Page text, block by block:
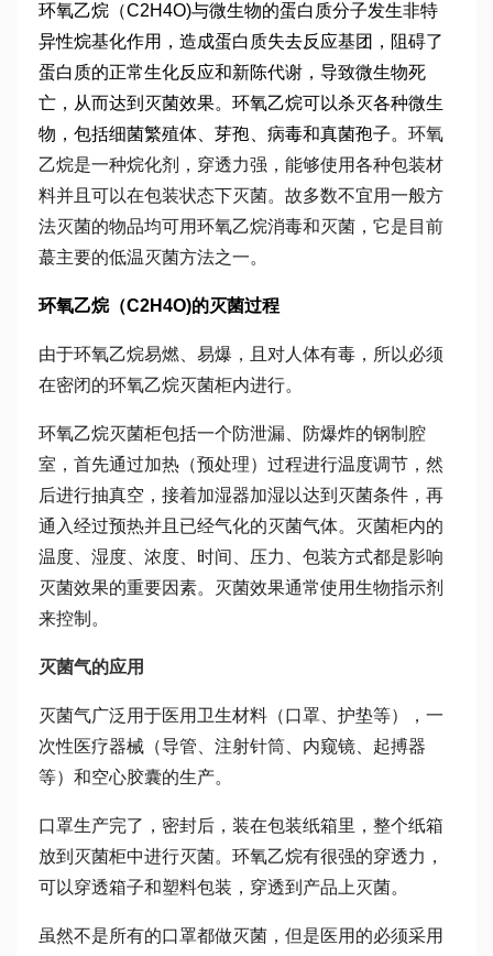
环氧乙烷（C2H4O)与微生物的蛋白质分子发生非特
异性烷基化作用，造成蛋白质失去反应基团，阻碍了
蛋白质的正常生化反应和新陈代谢，导致微生物死
亡，从而达到灭菌效果。环氧乙烷可以杀灭各种微生
物，包括细菌繁殖体、芽孢、病毒和真菌孢子。 环氧
乙烷是一种烷化剂，穿透力强，能够使用各种包装材
料并且可以在包装状态下灭菌。故多数不宜用一般方
法灭菌的物品均可用环氧乙烷消毒和灭菌，它是目前
蕞主要的低温灭菌方法之一。
环氧乙烷（C2H4O)的灭菌过程
由于环氧乙烷易燃、易爆，且对人体有毒，所以必须
在密闭的环氧乙烷灭菌柜内进行。
环氧乙烷灭菌柜包括一个防泄漏、防爆炸的钢制腔
室，首先通过加热（预处理）过程进行温度调节，然
后进行抽真空，接着加湿器加湿以达到灭菌条件，再
通入经过预热并且已经气化的灭菌气体。灭菌柜内的
温度、湿度、浓度、时间、压力、包装方式都是影响
灭菌效果的重要因素。灭菌效果通常使用生物指示剂
来控制。
灭菌气的应用
灭菌气广泛用于医用卫生材料（口罩、护垫等），一
次性医疗器械（导管、注射针筒、内窥镜、起搏器
等）和空心胶囊的生产。
口罩生产完了，密封后，装在包装纸箱里，整个纸箱
放到灭菌柜中进行灭菌。环氧乙烷有很强的穿透力，
可以穿透箱子和塑料包装，穿透到产品上灭菌。
虽然不是所有的口罩都做灭菌，但是医用的必须采用